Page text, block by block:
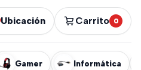
Ubicación Carrito 0
Gamer Informática